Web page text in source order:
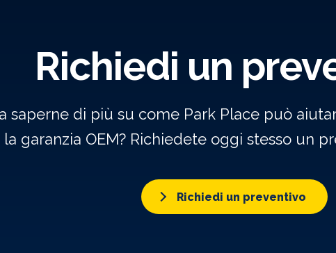
Richiedi un
saperne di più su come Park Place può
garanzia OEM? Richiedete oggi stesso un
Richiedi un preventivo